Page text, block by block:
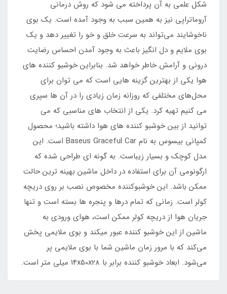
شکل علمی به آن پرداخته می شود که روش درمانی
آروماتراپی نیز به همین سبب به وجود آمده است. یک بوی
ناخوشایند می‌تواند به سرعت خلق و خو را تغییر دهد و یک
بوی ملایم و دل انگیز باعث به وجود آمدن احساس رضایت
درونی و آرامش خاطر خواهد شد. بنابراین خوشبو کننده های
هوا یکی از بهترین گزینه هایی است که می توان برای
محل‌های مختلفی که روزانه زمان زیادی را در آن ها سپری
می کنیم تهیه کرد. یکی از انتخاب های مناسبی که می
توانید از بین خوشبو کننده های هوا داشته باشید؛ محصول
کمپانی بیسوس به نام Baseus Graceful Car است. این
مدل کوچک و بسیار زیباست. به گونه ای طراحی شده که
ارگونومی آن برای استفاده در داخل ماشین بهینه ترین حالت
ممکن باشد. این خوشبوکننده مخصوص نصب بر روی دریچه
کولر است. زمانی که تمام درها و پنجره ها بسته است و تنها
جریان هوا از دریچه کولر ممکن است، هوای ورودی به
ماشین از این خوشبو کننده عبور میکند و بوی ملایمی پخش
می‌کند که با مرور زمان ماشین شما با بوی ملایمی پر
می‌شود. ابعاد خوشبو کننده برابر با 14x50x28 میلی متر است.